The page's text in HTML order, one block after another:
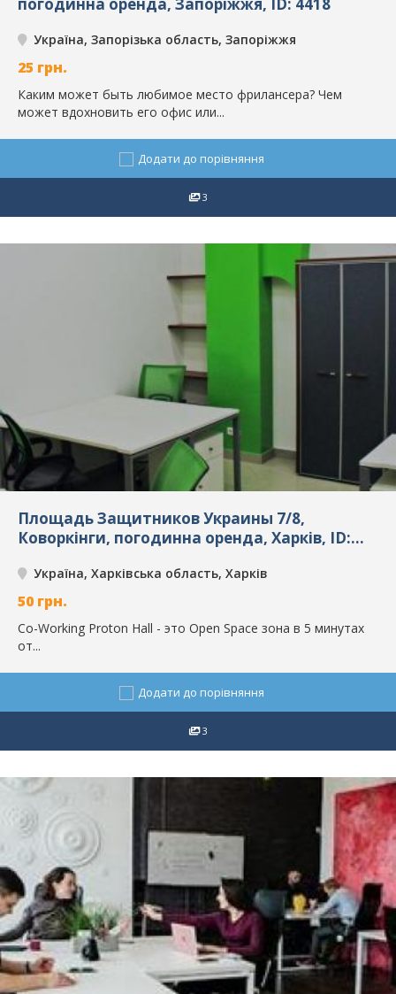
погодинна оренда, Запоріжжя, ID: 4418
Україна, Запорізька область, Запоріжжя
25 грн.
Каким может быть любимое место фрилансера? Чем
может вдохновить его офис или...
Додати до порівняння
3
Площадь Защитников Украины 7/8,
Коворкінги, погодинна оренда, Харків, ID:
Україна, Харківська область, Харків
50 грн.
Co-Working Proton Hall - это Open Space зона в 5 минутах
от...
Додати до порівняння
3